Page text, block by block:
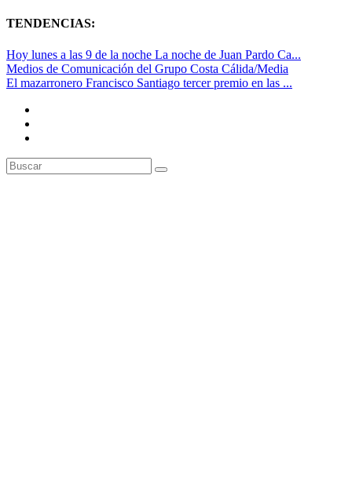
TENDENCIAS:
Hoy lunes a las 9 de la noche La noche de Juan Pardo Ca...
Medios de Comunicación del Grupo Costa Cálida/Media
El mazarronero Francisco Santiago tercer premio en las ...